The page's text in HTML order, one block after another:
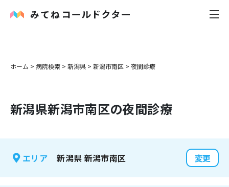
内科
花粉症
感染症
ホーム > 病院検索 > 新潟県 > 新潟市南区 > 夜間診療
新潟県新潟市南区の夜間診療
エリア 新潟県 新潟市南区 変更